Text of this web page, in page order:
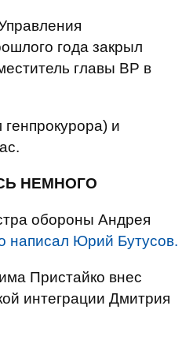
года закрыл
главы ВР в
и
НЕМНОГО
обороны Андрея
написал Юрий Бутусов.
Пристайко внес
интеграции Дмитрия